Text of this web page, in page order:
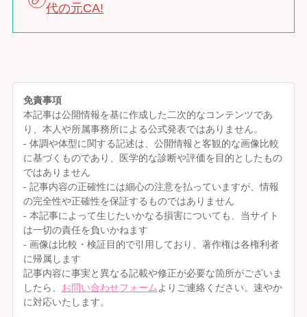
代の元CA!
免責事項
本記事は公開情報を基に作成した二次的なコンテンツであ
り、本人や所属事務所による公式発表ではありません。
- 体調や体型に関する記述は、公開情報と客観的な画像比較
に基づくものであり、医学的な診断や評価を目的としたもの
ではありません
- 記事内容の正確性には細心の注意を払っていますが、情報
の完全性や正確性を保証するものではありません
- 本記事によって生じたいかなる損害についても、当サイト
は一切の責任を負いかねます
- 画像は比較・検証目的で引用しており、著作権は各権利者
に帰属します
記事内容に事実と異なる記載や修正が必要な箇所がございま
したら、 お問い合わせフォーム よりご連絡ください。速やか
に対応いたします。